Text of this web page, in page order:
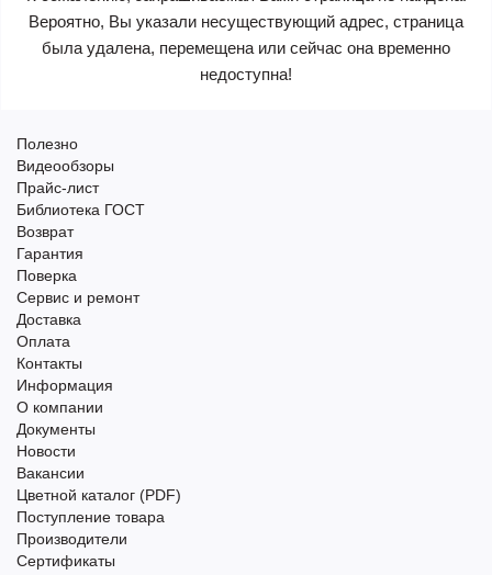
Вероятно, Вы указали несуществующий адрес, страница
была удалена, перемещена или сейчас она временно
недоступна!
Полезно
Видеообзоры
Прайс-лист
Библиотека ГОСТ
Возврат
Гарантия
Поверка
Сервис и ремонт
Доставка
Оплата
Контакты
Информация
О компании
Документы
Новости
Вакансии
Цветной каталог (PDF)
Поступление товара
Производители
Сертификаты